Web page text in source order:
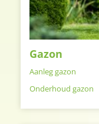
Gazon
Aanleg gazon
Onderhoud gazon